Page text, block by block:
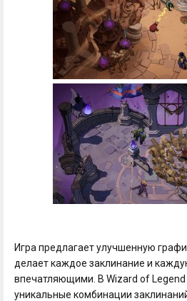
Игра предлагает улучшенную
делает каждое заклинание и
впечатляющими. В Wizard of
уникальные комбинации